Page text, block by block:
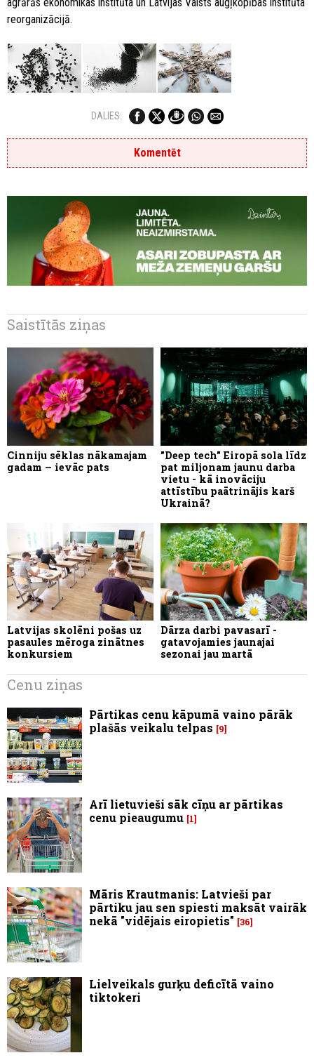
reorganizācijā.
DALIES:
Komentēt
Saistītās ziņas
Cinniju sēklas nākamajam
gadam – ievāc pats
"Deep tech" Eiropā sola līdz
pat miljonam jaunu darba
vietu - kā inovāciju
attīstību paātrinājis karš
Ukrainā?
Latvijas skolēni pošas uz
pasaules mēroga zinātnes
konkursiem
Dārza darbi pavasarī -
gatavojamies jaunajai
sezonai jau martā
Cenu ziņas
Pārtikas cenu kāpumā vaino pārāk
plašās veikalu telpas
9
Arī lietuvieši sāk cīņu ar pārtikas
cenu pieaugumu 1
Māris Krautmanis: Latvieši par
pārtiku jau sen spiesti maksāt vairāk
nekā "vidējais eiropietis" 36
Lielveikals gurķu deficītā vaino
tiktokeri